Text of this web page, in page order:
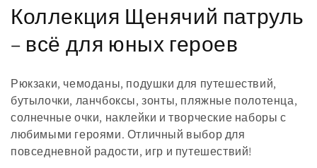
К
о
л
е
к
Коллекция Щенячий патруль
– всё для юных героев
Рюкзаки, чемоданы, подушки для путешествий,
бутылочки, ланчбоксы, зонты, пляжные полотенца,
солнечные очки, наклейки и творческие наборы с
любимыми героями. Отличный выбор для
повседневной радости, игр и путешествий!